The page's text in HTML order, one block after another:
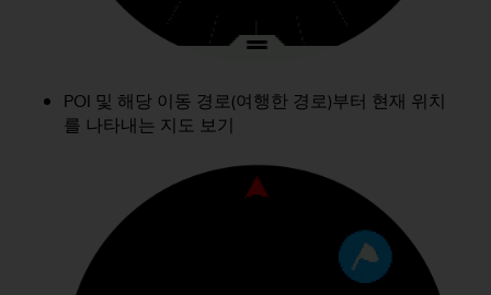
POI 및 해당 이동 경로(여행한 경로)부터 현재 위치
를 나타내는 지도 보기